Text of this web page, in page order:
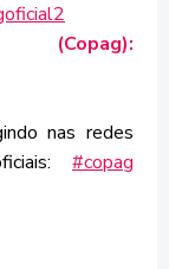
nas redes
#copag